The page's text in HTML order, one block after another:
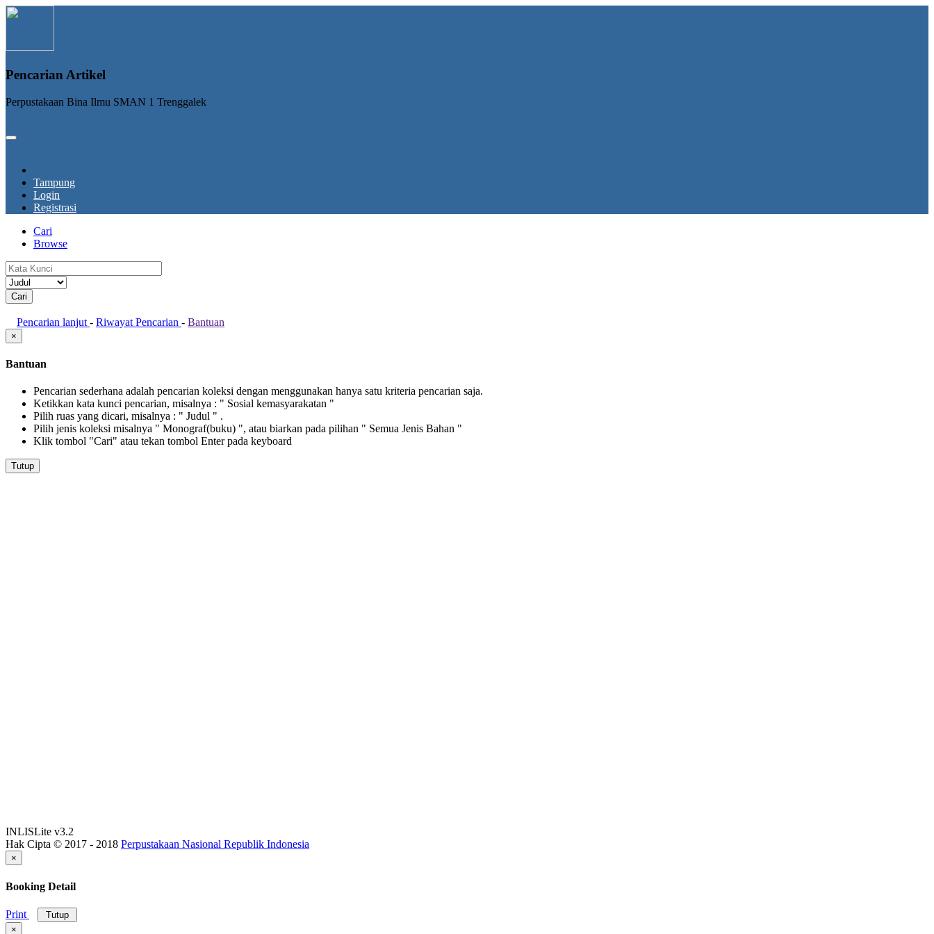
Pencarian Artikel
Perpustakaan Bina Ilmu SMAN 1 Trenggalek
Tampung
Login
Registrasi
Cari
Browse
Pencarian lanjut - Riwayat Pencarian - Bantuan
×
Bantuan
Pencarian sederhana adalah pencarian koleksi dengan menggunakan hanya satu kriteria pencarian saja.
Ketikkan kata kunci pencarian, misalnya : " Sosial kemasyarakatan "
Pilih ruas yang dicari, misalnya : " Judul " .
Pilih jenis koleksi misalnya " Monograf(buku) ", atau biarkan pada pilihan " Semua Jenis Bahan "
Klik tombol "Cari" atau tekan tombol Enter pada keyboard
Tutup
INLISLite v3.2
Hak Cipta © 2017 - 2018 Perpustakaan Nasional Republik Indonesia
×
Booking Detail
Print
Tutup
×